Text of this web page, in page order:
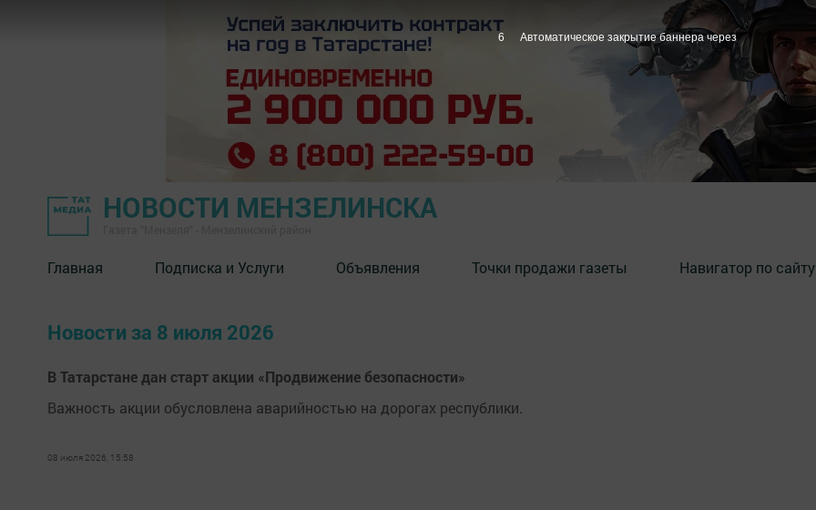
НОВОСТИ МЕНЗЕЛИНСКА
Главная Подписка и Услуги Объявления Точки продажи газеты Навигатор по сайту
Новости за 8 июля 2026
В Татарстане дан старт акции «Продвижение безопасности»
Важность акции обусловлена аварийностью на дорогах республики.
08 июля 2026, 15:58
6 Автоматическое закрытие баннера через